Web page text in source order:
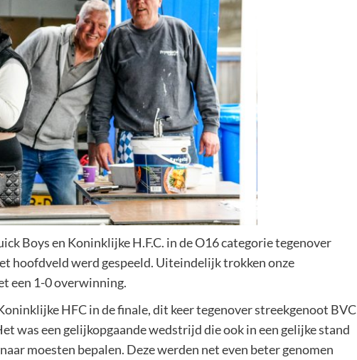
Boys en Koninklijke H.F.C. in de O16 categorie tegenover
hoofdveld werd gespeeld. Uiteindelijk trokken onze
een 1-0 overwinning.
HFC in de finale, dit keer tegenover streekgenoot BVC
was een gelijkopgaande wedstrijd die ook in een gelijke stand
moesten bepalen. Deze werden net even beter genomen